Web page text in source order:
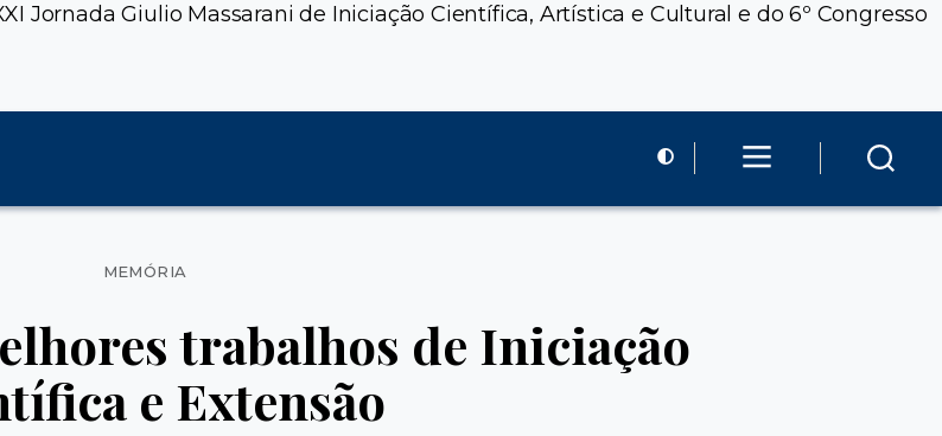
Jornada Giulio Massarani de Iniciação Científica, Artística e Cultural e do 6º Congresso
Categorias
MEMÓRIA
trabalhos de Iniciação
e Extensão